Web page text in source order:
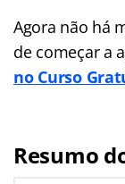
Agora não há
de começar a
no Curso
Resumo